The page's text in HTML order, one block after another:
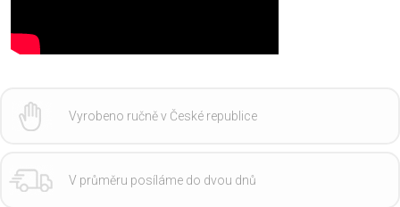
Vyrobeno ručně v České republice
V průměru posíláme do dvou dnů